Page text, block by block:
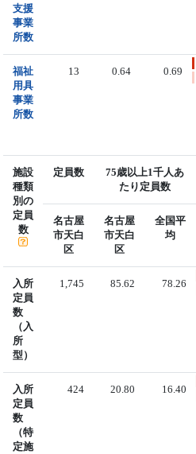
支援
事業
所数
福祉
用具
事業
所数
13 0.64 0.69
施設
種類
別の
定員
数
定員数
75歳以上1千人あ
たり定員数
名古屋
市天白
区
名古屋
市天白
区
全国平
均
入所
定員
数
（入
所
型）
1,745 85.62 78.26
入所
定員
数
（特
定施
424 20.80 16.40